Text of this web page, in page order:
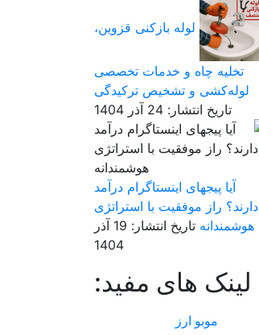
لوله بازکنی قزوین،
تخلیه چاه و خدمات تخصصی
لوله‌کشی و تشخیص ترکیدگی
تاریخ انتشار: 24 آذر 1404
آیا پیجهای اینستاگرام درآمد
دارند؟ راز موفقیت با استراتژی
هوشمندانه
تاریخ انتشار: 19 آذر
1404
لینک های مفید:
موبو ارز